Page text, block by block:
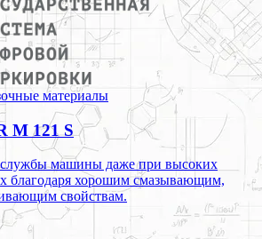
материалы
M 121 S
машины даже при высоких
благодаря хорошим смазывающим,
свойствам.